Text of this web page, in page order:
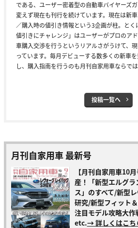
である、ユーザー密着型の自動車バイヤーズ
変えず現在も刊行を続けています。現在は新
／購入時の値引き情報という3企画が柱。と
値引きにチャレンジ」はユーザーがプロのア
車購入交渉を行うというリアルさがうけて、
っています。毎月デビューする数多くの新車
し、購入指南を行うのも月刊自家用車ならでは
投稿一覧へ
月刊自家用車 最新号
【月刊自家用車10
産！「新型エルグ
ス」のすべて/新型
研究/新型フィット
注目モデル攻略大
etc.→ 詳しくはこち